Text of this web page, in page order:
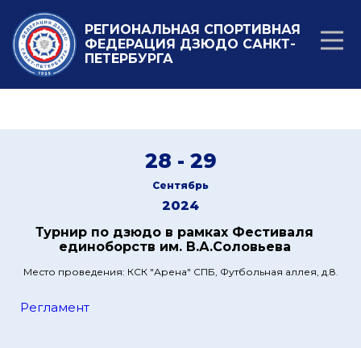
РЕГИОНАЛЬНАЯ СПОРТИВНАЯ
ФЕДЕРАЦИЯ ДЗЮДО САНКТ-
ПЕТЕРБУРГА
28 - 29
Сентябрь
2024
Турнир по дзюдо в рамках Фестиваля
единоборств им. В.А.Соловьева
Место проведения: КСК "Арена" СПБ, Футбольная аллея, д.8.
Регламент